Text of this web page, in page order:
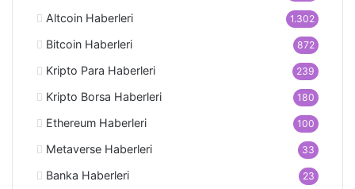
Altcoin Haberleri 1.302
Bitcoin Haberleri 872
Kripto Para Haberleri 239
Kripto Borsa Haberleri 180
Ethereum Haberleri 100
Metaverse Haberleri 33
Banka Haberleri 23